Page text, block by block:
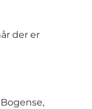
der er